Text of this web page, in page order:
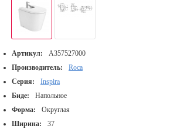
Артикул:
A357527000
Производитель:
Roca
Серия:
Inspira
Биде:
Напольное
Форма:
Округлая
Ширина:
37